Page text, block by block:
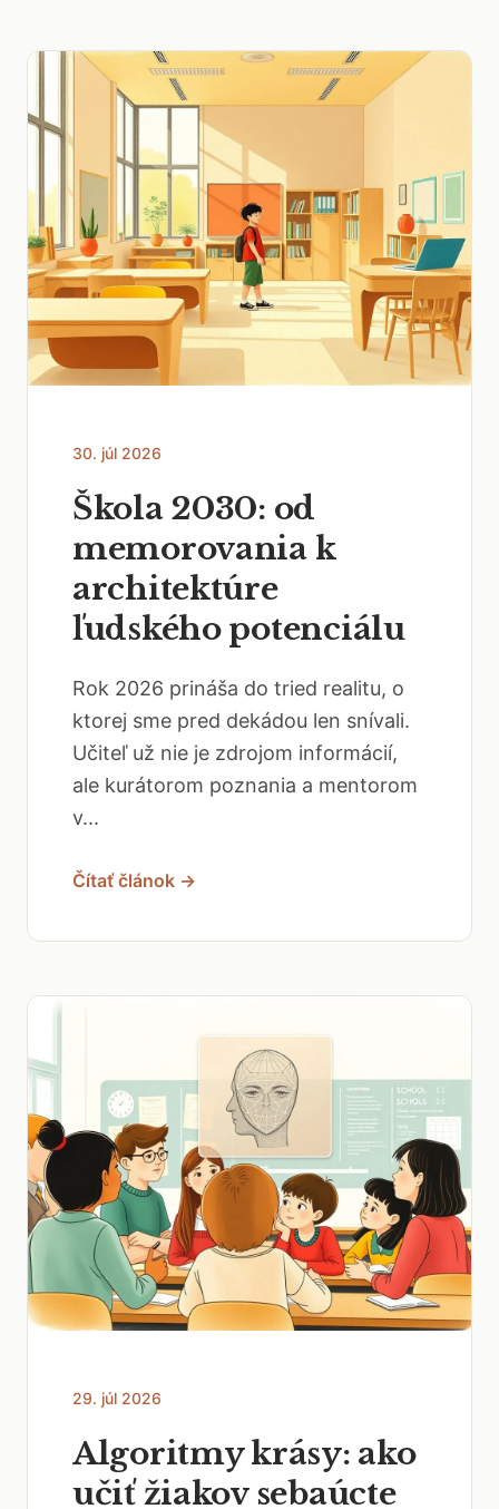
30. júl 2026
Škola 2030: od
memorovania k
architektúre
ľudského potenciálu
Rok 2026 prináša do tried realitu, o
ktorej sme pred dekádou len snívali.
Učiteľ už nie je zdrojom informácií,
ale kurátorom poznania a mentorom
v...
Čítať článok →
29. júl 2026
Algoritmy krásy: ako
učiť žiakov sebaúcte